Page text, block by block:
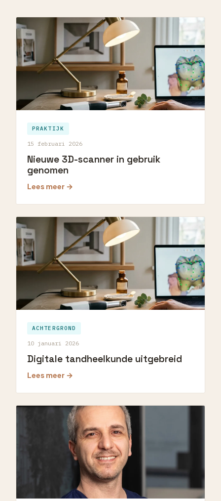
PRAKTIJK
15 februari 2026
Nieuwe 3D-scanner in gebruik
genomen
Lees meer →
ACHTERGROND
10 januari 2026
Digitale tandheelkunde uitgebreid
Lees meer →